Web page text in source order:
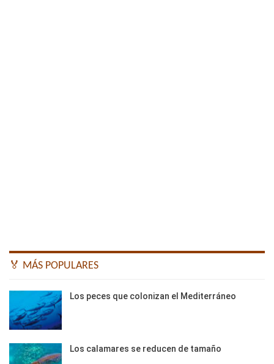
🏅 MÁS POPULARES
Los peces que colonizan el Mediterráneo
Los calamares se reducen de tamaño